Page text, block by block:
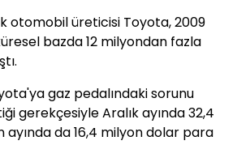
otomobil üreticisi Toyota, 2009
bazda 12 milyondan fazla
gaz pedalındaki sorunu
gerekçesiyle Aralık ayında 32,4
ayında da 16,4 milyon dolar para